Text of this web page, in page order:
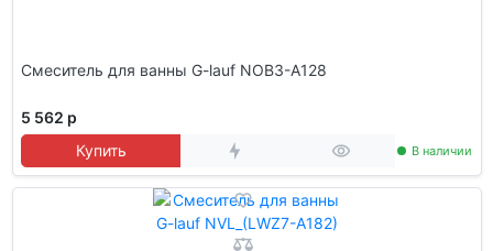
Смеситель для ванны G-lauf NOB3-A128
5 562 р
Купить
В наличии